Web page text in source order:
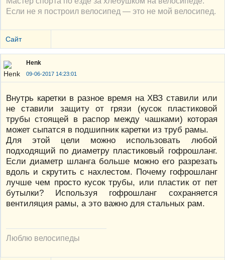
Если не я построил велосипед — это не мой велосипед.
Сайт
Henk
09-06-2017 14:23:01
Внутрь каретки в разное время на ХВЗ ставили или
не ставили защиту от грязи (кусок пластиковой
трубы стоящей в распор между чашками) которая
может сыпатся в подшипник каретки из труб рамы.
Для этой цели можно использовать любой
подходящий по диаметру пластиковый гофрошланг.
Если диаметр шланга больше можно его разрезать
вдоль и скрутить с нахлестом. Почему гофрошланг
лучше чем просто кусок трубы, или пластик от пет
бутылки? Используя гофрошланг сохраняется
вентиляция рамы, а это важно для стальных рам.
Люблю велосипеды